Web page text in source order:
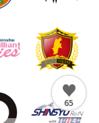
♥
65